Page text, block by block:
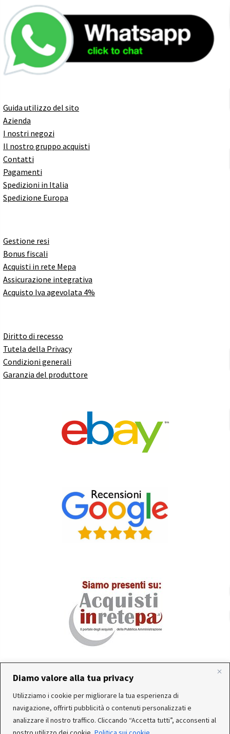
Diamo valore alla tua privacy
Utilizziamo i cookie per migliorare la tua esperienza di
navigazione, offrirti pubblicità o contenuti personalizzati e
analizzare il nostro traffico. Cliccando “Accetta tutti”, acconsenti al
In occasione delle FERIE ESTIVE, alcune aziende
produttrici e corrieri potrebbero sospendere o rallentare
temporaneamente le attività. Per questo motivo, gli
ordini di alcuni reparti (Utensileria - Ferramenta - arredo)
Guida utilizzo del sito
Azienda
I nostri negozi
Il nostro gruppo acquisti
Contatti
Pagamenti
Spedizioni in Italia
Spedizione Europa
Gestione resi
Bonus fiscali
Acquisti in rete Mepa
Assicurazione integrativa
Acquisto Iva agevolata 4%
Diritto di recesso
Tutela della Privacy
Condizioni generali
Garanzia del produttore
Servizio clienti attivo: Da Lunedì a Venerdì dalle 10:30 alle
12:30 e dalle 15:30 alle 17:30